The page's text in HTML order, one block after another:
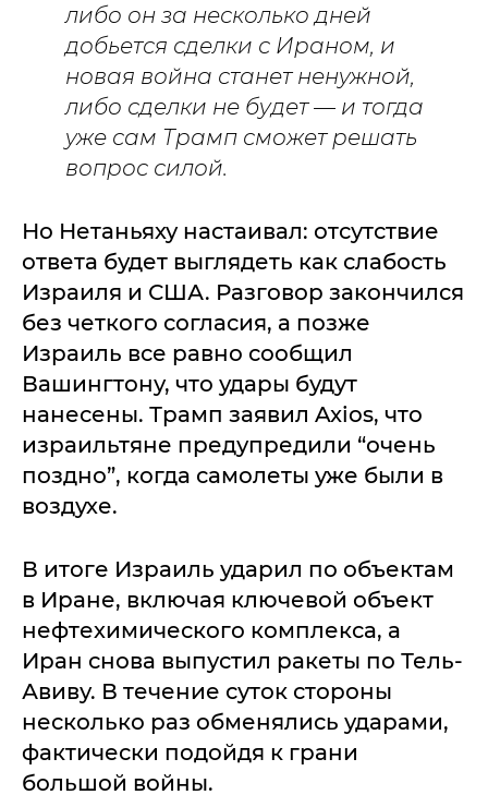
либо он за несколько дней
добьется сделки с Ираном, и
новая война станет ненужной,
либо сделки не будет — и тогда
уже сам Трамп сможет решать
вопрос силой.
Но Нетаньяху настаивал: отсутствие
ответа будет выглядеть как слабость
Израиля и США. Разговор закончился
без четкого согласия, а позже
Израиль все равно сообщил
Вашингтону, что удары будут
нанесены. Трамп заявил Axios, что
израильтяне предупредили “очень
поздно”, когда самолеты уже были в
воздухе.
В итоге Израиль ударил по объектам
в Иране, включая ключевой объект
нефтехимического комплекса, а
Иран снова выпустил ракеты по Тель-
Авиву. В течение суток стороны
несколько раз обменялись ударами,
фактически подойдя к грани
большой войны.